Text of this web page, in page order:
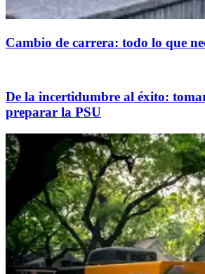
Cambio de carrera: todo lo que
De la incertidumbre al éxito:
preparar la PSU